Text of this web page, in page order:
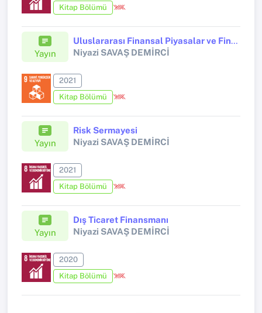
Kitap Bölümü
Yayın
Uluslararası Finansal Piyasalar ve Finansal Araçlar
Niyazi SAVAŞ DEMİRCİ
2021
Kitap Bölümü
Yayın
Risk Sermayesi
Niyazi SAVAŞ DEMİRCİ
2021
Kitap Bölümü
Yayın
Dış Ticaret Finansmanı
Niyazi SAVAŞ DEMİRCİ
2020
Kitap Bölümü